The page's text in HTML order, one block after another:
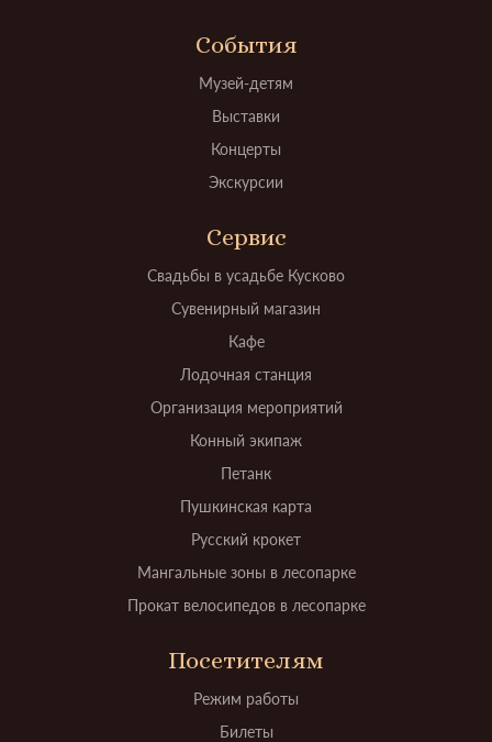
События
Музей-детям
Выставки
Концерты
Экскурсии
Сервис
Свадьбы в усадьбе Кусково
Сувенирный магазин
Кафе
Лодочная станция
Организация мероприятий
Конный экипаж
Петанк
Пушкинская карта
Русский крокет
Мангальные зоны в лесопарке
Прокат велосипедов в лесопарке
Посетителям
Режим работы
Билеты